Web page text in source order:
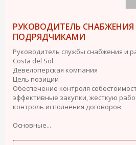
РУКОВОДИТЕЛЬ
ПОДРЯДЧИКАМИ
Руководитель службы снабжения и
Costa del Sol
Девелоперская компания
Цель позиции
Обеспечение контроля
эффективные закупки, жесткую
контроль исполнения договоров.
Основные...